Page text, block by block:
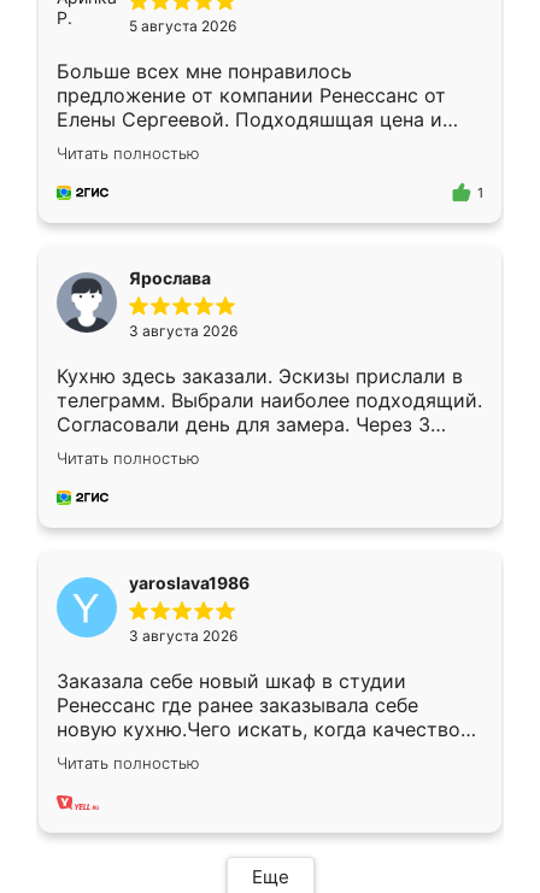
5 августа 2026
Больше всех мне понравилось
предложение от компании Ренессанс от
Елены Сергеевой. Подходяшщая цена и
короткие сроки изготовления. Приехавший
для замера сотрудник Владислав
предложил по моему эскизу самый
Читать полностью
1
Ярослава
3 августа 2026
Кухню здесь заказали. Эскизы прислали в
телеграмм. Выбрали наиболее подходящий.
Согласовали день для замера. Через 3
недели кухня была уже готова. Остались
довольны работой. Спасибо Ренессанс
мебель за качественную работу!
Читать полностью
yaroslava1986
3 августа 2026
Заказала себе новый шкаф в студии
Ренессанс где ранее заказывала себе
новую кухню.Чего искать, когда качеством
вполне довольна. Служит кухня уже почти
два года, нареканий нет.
Читать полностью
Еще